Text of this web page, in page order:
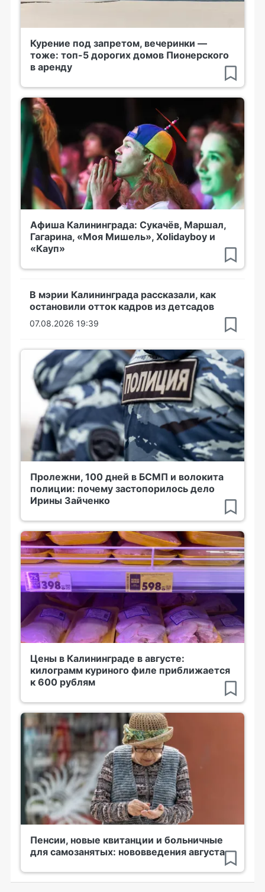
Курение под запретом, вечеринки —
тоже: топ-5 дорогих домов Пионерского
в аренду
Афиша Калининграда: Сукачёв, Маршал,
Гагарина, «Моя Мишель», Xolidayboy и
«Кауп»
В мэрии Калининграда рассказали, как
остановили отток кадров из детсадов
07.08.2026 19:39
Пролежни, 100 дней в БСМП и волокита
полиции: почему застопорилось дело
Ирины Зайченко
Цены в Калининграде в августе:
килограмм куриного филе приближается
к 600 рублям
Пенсии, новые квитанции и больничные
для самозанятых: нововведения августа